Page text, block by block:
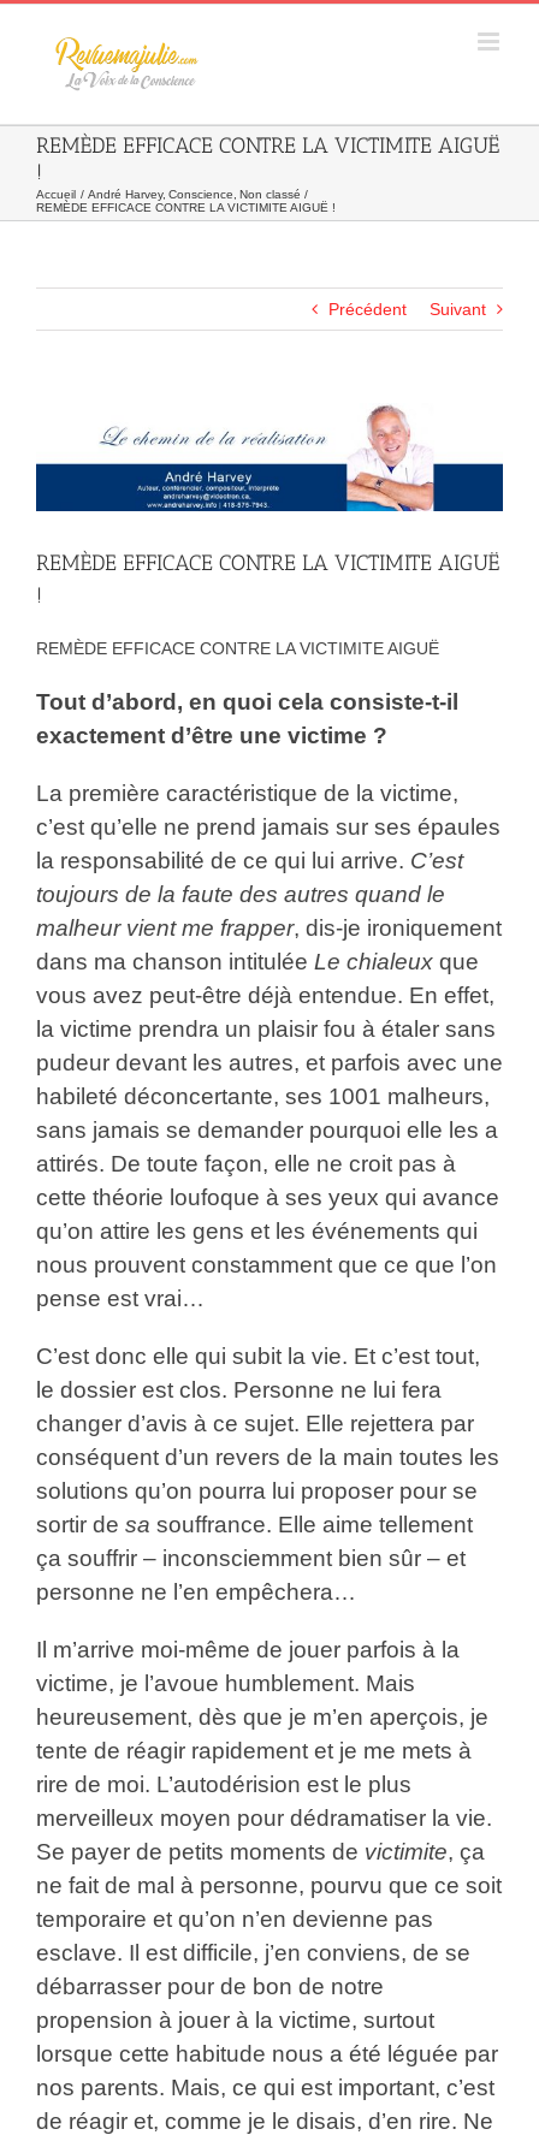
Skip
REMÈDE EFFICACE CONTRE LA VICTIMITE AIGUË
!
Accueil André Harvey Conscience Non classé
REMÈDE EFFICACE CONTRE LA VICTIMITE AIGUË !
Précédent Suivant
l&apos;image
REMÈDE EFFICACE CONTRE LA VICTIMITE AIGUË
!
REMÈDE EFFICACE CONTRE LA VICTIMITE AIGUË
Tout d’abord, en quoi cela consiste-t-il
exactement d’être une victime ?
La première caractéristique de la victime,
c’est qu’elle ne prend jamais sur ses épaules
la responsabilité de ce qui lui arrive. C’est
toujours de la faute des autres quand le
malheur vient me frapper, dis-je ironiquement
dans ma chanson intitulée Le chialeuxque
vous avez peut-être déjà entendue. En effet,
la victime prendra un plaisir fou à étaler sans
pudeur devant les autres, et parfois avec une
habileté déconcertante, ses 1001 malheurs,
sans jamais se demander pourquoi elle les a
attirés. De toute façon, elle ne croit pas à
cette théorie loufoque à ses yeux qui avance
qu’on attire les gens et les événements qui
nous prouvent constamment que ce que l’on
pense est vrai…
C’est donc elle qui subit la vie. Et c’est tout,
le dossier est clos. Personne ne lui fera
changer d’avis à ce sujet. Elle rejettera par
conséquent d’un revers de la main toutes les
solutions qu’on pourra lui proposer pour se
sortir de sa souffrance. Elle aime tellement
ça souffrir – inconsciemment bien sûr – et
personne ne l’en empêchera…
Il m’arrive moi-même de jouer parfois à la
victime, je l’avoue humblement. Mais
heureusement, dès que je m’en aperçois, je
tente de réagir rapidement et je me mets à
rire de moi. L’autodérision est le plus
merveilleux moyen pour dédramatiser la vie.
Se payer de petits moments de victimite, ça
ne fait de mal à personne, pourvu que ce soit
temporaire et qu’on n’en devienne pas
esclave. Il est difficile, j’en conviens, de se
débarrasser pour de bon de notre
propension à jouer à la victime, surtout
lorsque cette habitude nous a été léguée par
nos parents. Mais, ce qui est important, c’est
de réagir et, comme je le disais, d’en rire. Ne